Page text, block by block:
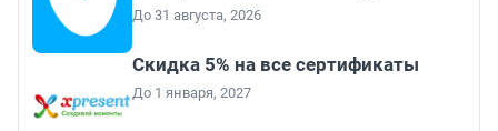
До 31 августа, 2026
Скидка 5% на все сертификаты
До 1 января, 2027